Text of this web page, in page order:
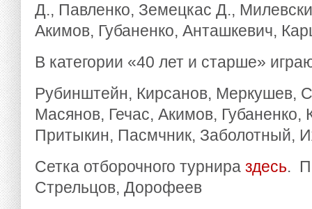
Д., Павленко, Земецкас Д.,
Акимов, Губаненко, Анташкевич,
В категории «40 лет и старше»
Рубинштейн, Кирсанов, Меркушев,
Масянов, Гечас, Акимов, Губаненко,
Притыкин, Пасмчник, Заболотный,
Сетка отборочного турнира здесь.
Стрельцов, Дорофеев